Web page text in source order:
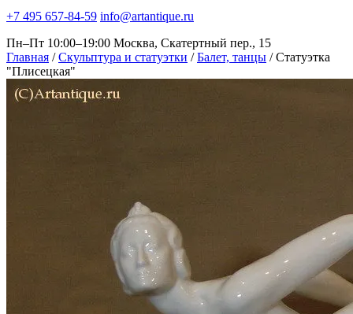
+7 495 657-84-59 info@artantique.ru
Пн–Пт 10:00–19:00 Москва, Скатертный пер., 15
Главная / Скульптура и статуэтки / Балет, танцы / Статуэтка
"Плисецкая"